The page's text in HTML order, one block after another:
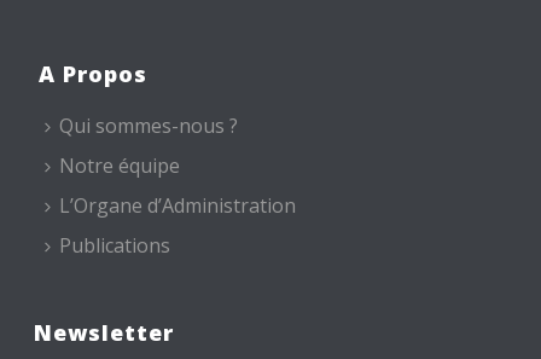
A Propos
Qui sommes-nous ?
Notre équipe
L’Organe d’Administration
Publications
Newsletter